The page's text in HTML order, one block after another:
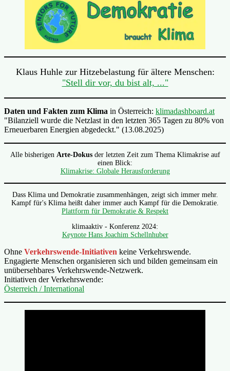
Klaus Huhle zur Hitzebelastung für ältere Menschen:
"Stell dir vor, du bist alt, ..."
Daten und Fakten zum Klima in Österreich: klimadashboard.at
"Bilanziell wurde die Netzlast in den letzten 365 Tagen zu 80% von
Erneuerbaren Energien abgedeckt." (13.08.2025)
Alle bisherigen Arte-Dokusder letzten Zeit zum Thema Klimakrise auf
einen Blick:
Klimakrise: Globale Herausforderung
Dass Klima und Demokratie zusammenhängen, zeigt sich immer mehr.
Kampf für's Klima heißt daher immer auch Kampf für die Demokratie.
Plattform für Demokratie & Respekt
klimaaktiv - Konferenz 2024:
Keynote Hans Joachim Schellnhuber
Ohne Verkehrswende-Initiativen keine Verkehrswende.
Engagierte Menschen organisieren sich und bilden gemeinsam ein
unübersehbares Verkehrswende-Netzwerk.
Initiativen der Verkehrswende:
Österreich / International